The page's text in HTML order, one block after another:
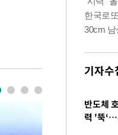
기자수
반도체
력 '뚝